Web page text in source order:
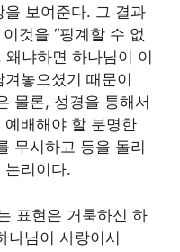
보여준다. 그 결과
것을 “핑계할 수 없
냐하면 하나님이 이
놓으셨기 때문이
물론, 성경을 통해서
배해야 할 분명한
무시하고 등을 돌리
논리이다.
표현은 거룩하신 하
나님이 사랑이시